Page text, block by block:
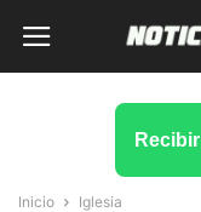
Inicio Iglesia